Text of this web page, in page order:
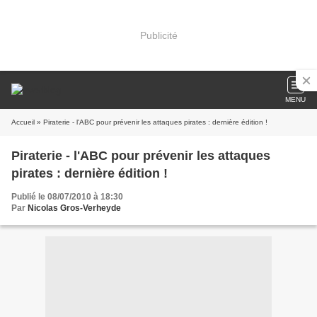
Publicité
MENU
Accueil » Piraterie - l'ABC pour prévenir les attaques pirates : dernière édition !
Piraterie - l'ABC pour prévenir les attaques
pirates : dernière édition !
Publié le 08/07/2010 à 18:30
Par Nicolas Gros-Verheyde